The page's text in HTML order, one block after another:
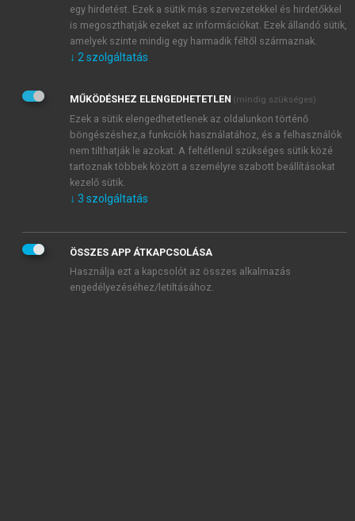
Kérek értesítést a MeRSZ újdonságairól, akcióiról.
Kérek értesítést az Akadémiai Kiadó Zrt. újdonságairól,
Adatkezelési tájékoztatóbanfoglaltakat tudomásul
veszem és elfogadom.
Általános vásárlási feltételeket, valamint a szotar.netés a
mersz.huoldalak licencszerződéseiben foglaltakat
tudomásul veszem és elfogadom.
KIPRÓBÁLOM
egy hirdetést. Ezek a sütik más szervezetekkel és hirdetőkkel
is megoszthatják ezeket az információkat. Ezek állandó sütik,
amelyek szinte mindig egy harmadik féltől származnak.
↓ 2 szolgáltatás
MŰKÖDÉSHEZ ELENGEDHETETLEN (mindig szükséges)
Ezek a sütik elengedhetetlenek az oldalunkon történő
böngészéshez,a funkciók használatához, és a felhasználók
nem tilthatják le azokat. A feltétlenül szükséges sütik közé
tartoznak többek között a személyre szabott beállításokat
kezelő sütik.
↓ 3 szolgáltatás
ÖSSZES APP ÁTKAPCSOLÁSA
Használja ezt a kapcsolót az összes alkalmazás
engedélyezéséhez/letiltásához.